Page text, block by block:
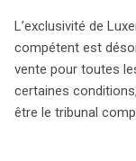
L’exclusivité de
compétent est
vente pour toutes
certaines
être le tribunal